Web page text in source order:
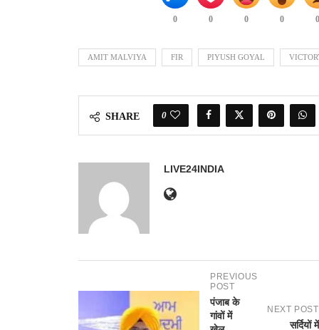
0 0 0 0
AMIT MALVIYA FIR PIYUSH GOYAL
SHARE 0
LIVE24INDIA
PREVIOUS
POST
पंजाब के
गांवों में
NEXT POST
सर्दियों में